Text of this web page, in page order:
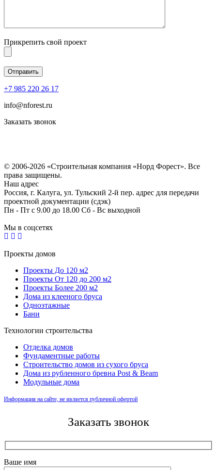
Прикрепить свой проект
+7 985 220 26 17
info@nforest.ru
Заказать звонок
© 2006-2026 «Строительная компания «Норд Форест». Все
права защищены.
Наш адрес
Россия, г. Калуга, ул. Тульский 2-й пер. адрес для передачи
проектной документации (сдэк)
Пн - Пт с 9.00 до 18.00 Сб - Вс выходной
Мы в соцсетях
Проекты домов
Проекты До 120 м2
Проекты От 120 до 200 м2
Проекты Более 200 м2
Дома из клееного бруса
Одноэтажные
Бани
Технологии строительства
Отделка домов
Фундаментные работы
Строительство домов из сухого бруса
Дома из рубленного бревна Post & Beam
Модульные дома
Информация на сайте, не является публичной офертой
Заказать звонок
Ваше имя